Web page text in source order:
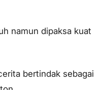
namun dipaksa kuat
bertindak sebagai